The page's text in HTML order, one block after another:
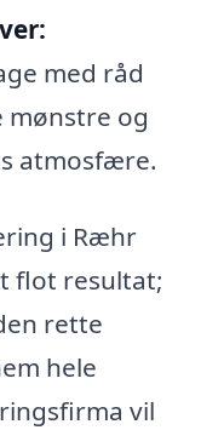
med råd
mønstre og
atmosfære.
i Ræhr
flot resultat;
rette
hele
vil